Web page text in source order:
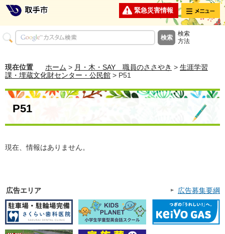
緊急災害情報 メニュー
検索
方法
現在位置 ホーム > 月・木・SAY 職員のささやき > 生涯学習
課・埋蔵文化財センター・公民館 > P51
P51
現在、情報はありません。
広告エリア 広告募集要綱